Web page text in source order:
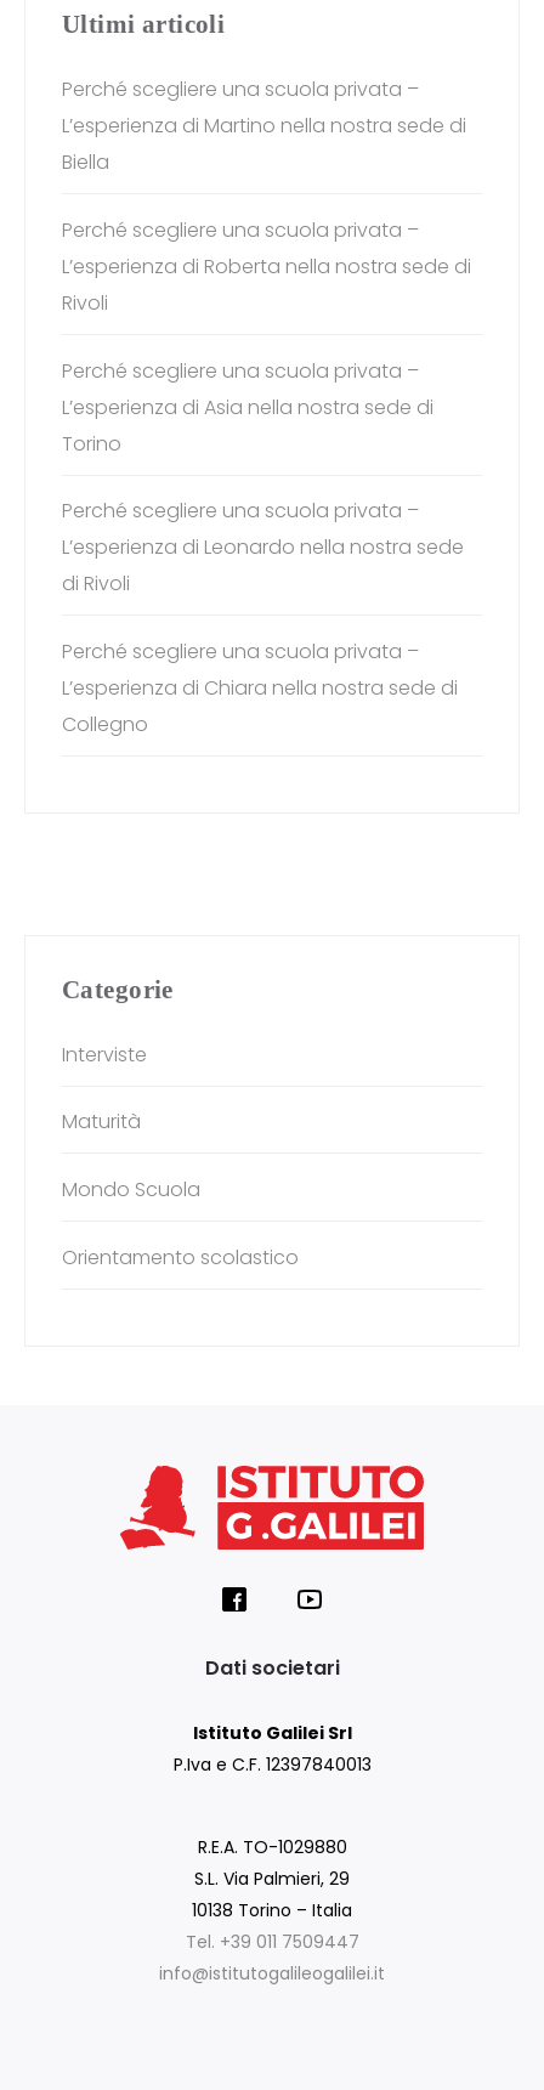
Ultimi articoli
Perché scegliere una scuola privata –
L’esperienza di Martino nella nostra sede di
Biella
Perché scegliere una scuola privata –
L’esperienza di Roberta nella nostra sede di
Rivoli
Perché scegliere una scuola privata –
L’esperienza di Asia nella nostra sede di
Torino
Perché scegliere una scuola privata –
L’esperienza di Leonardo nella nostra sede
di Rivoli
Perché scegliere una scuola privata –
L’esperienza di Chiara nella nostra sede di
Collegno
Categorie
Interviste
Maturità
Mondo Scuola
Orientamento scolastico
Dati societari
Istituto Galilei Srl
P.Iva e C.F. 12397840013
R.E.A. TO-1029880
S.L. Via Palmieri, 29
10138 Torino – Italia
Tel. +39 011 7509447
info@istitutogalileogalilei.it